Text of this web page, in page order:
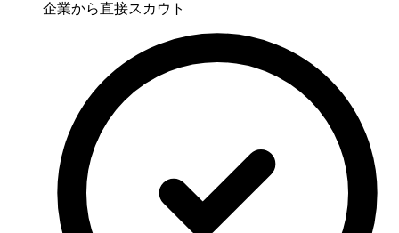
企業から直接スカウト